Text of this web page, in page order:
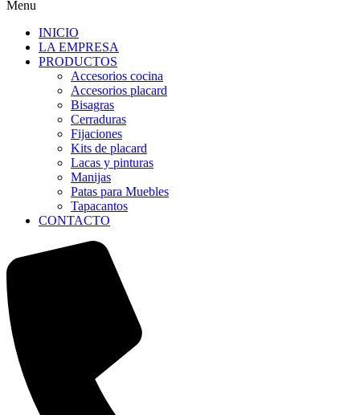
Menu
INICIO
LA EMPRESA
PRODUCTOS
Accesorios cocina
Accesorios placard
Bisagras
Cerraduras
Fijaciones
Kits de placard
Lacas y pinturas
Manijas
Patas para Muebles
Tapacantos
CONTACTO